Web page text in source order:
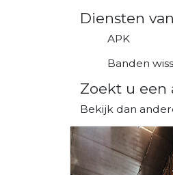
Diensten
APK
Banden
Zoekt u een
Bekijk dan